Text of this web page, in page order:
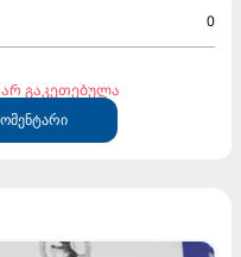
0
გაკეთებულა